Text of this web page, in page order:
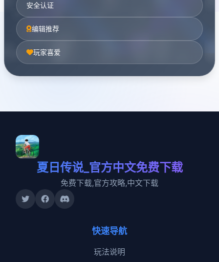
安全认证
编辑推荐
玩家喜爱
夏日传说_官方中文免费下载
免费下载,官方攻略,中文下载
快速导航
玩法说明